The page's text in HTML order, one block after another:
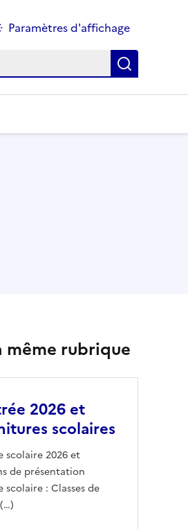
Paramètres d'affichage
même rubrique
2026 et
scolaires
scolaire 2026 et
de présentation
scolaire : Classes de